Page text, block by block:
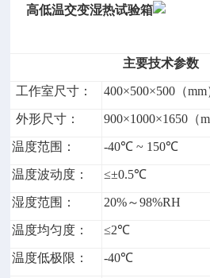
高低温交变湿热试验箱
主要技术参数
工作室尺寸： 400×500×500（
外形尺寸： 900×1000×1650（
温度范围： -40℃ ~ 150℃
温度波动度： ≤±0.5℃
湿度范围： 20%～98%RH
温度均匀度： ≤2℃
温度低极限： -40℃